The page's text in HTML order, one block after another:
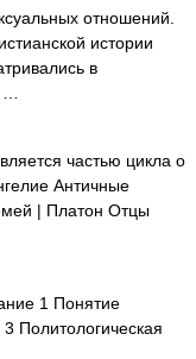
отношений.
истории
в
частью цикла о
Античные
| Платон Отцы
1 Понятие
Политологическая